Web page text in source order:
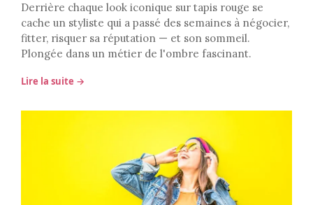
Derrière chaque look iconique sur tapis rouge se
cache un styliste qui a passé des semaines à négocier,
fitter, risquer sa réputation — et son sommeil.
Plongée dans un métier de l'ombre fascinant.
Lire la suite →